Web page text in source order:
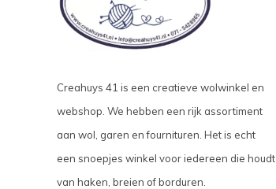
Creahuys 41 is een creatieve wolwinkel en
webshop. We hebben een rijk assortiment
aan wol, garen en fournituren. Het is echt
een snoepjes winkel voor iedereen die houdt
van haken, breien of borduren.